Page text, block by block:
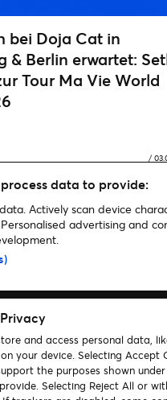
bei Doja Cat in
& Berlin erwartet:
Tour Ma Vie World
/
ØNE PILØTS auf Banditø-Tøur
data to provide:
Actively scan device
advertising and
and access personal data,
your device. Selecting Accept
the purposes shown
Selecting Reject All or